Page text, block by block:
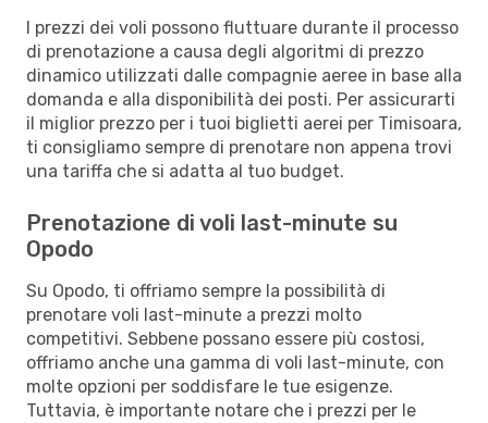
I prezzi dei voli possono fluttuare durante il processo
di prenotazione a causa degli algoritmi di prezzo
dinamico utilizzati dalle compagnie aeree in base alla
domanda e alla disponibilità dei posti. Per assicurarti
il miglior prezzo per i tuoi biglietti aerei per Timisoara,
ti consigliamo sempre di prenotare non appena trovi
una tariffa che si adatta al tuo budget.
Prenotazione di voli last-minute su
Opodo
Su Opodo, ti offriamo sempre la possibilità di
prenotare voli last-minute a prezzi molto
competitivi. Sebbene possano essere più costosi,
offriamo anche una gamma di voli last-minute, con
molte opzioni per soddisfare le tue esigenze.
Tuttavia, è importante notare che i prezzi per le